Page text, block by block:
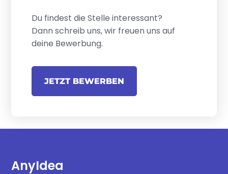
Du findest die Stelle interessant?
Dann schreib uns, wir freuen uns auf
deine Bewerbung.
JETZT BEWERBEN
AnyIdea